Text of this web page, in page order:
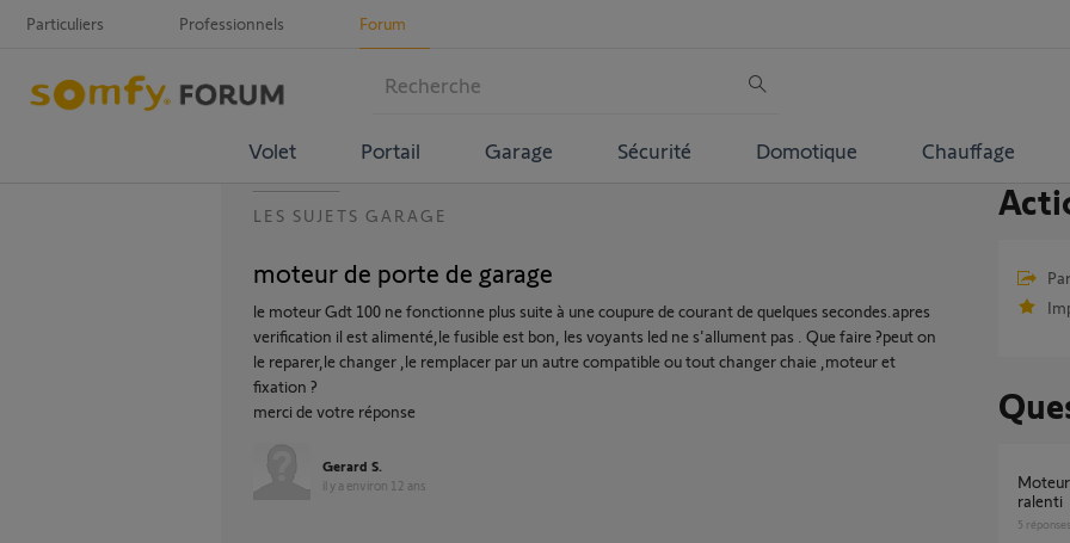
Particuliers Professionnels Forum
Volet Portail Garage Sécurité Domotique Chauffage
LES SUJETS GARAGE
moteur de porte de garage
le moteur Gdt 100 ne fonctionne plus suite à une coupure de courant de quelques secondes.apres
verification il est alimenté,le fusible est bon, les voyants led ne s'allument pas . Que faire ?peut on
le reparer,le changer ,le remplacer par un autre compatible ou tout changer chaie ,moteur et
fixation ?
merci de votre réponse
Gerard S.
il y a environ 12 ans
Moteur porte garage io dexxo 800 pro au
ralenti
5 réponses